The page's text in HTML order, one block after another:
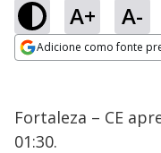
A+ A-
Adicione como fonte
Fortaleza – CE
01:30.